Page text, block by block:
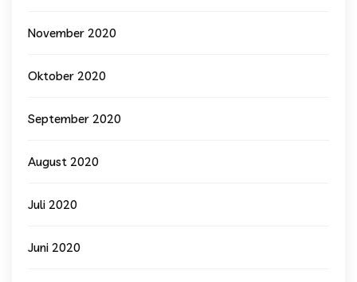
November 2020
Oktober 2020
September 2020
August 2020
Juli 2020
Juni 2020